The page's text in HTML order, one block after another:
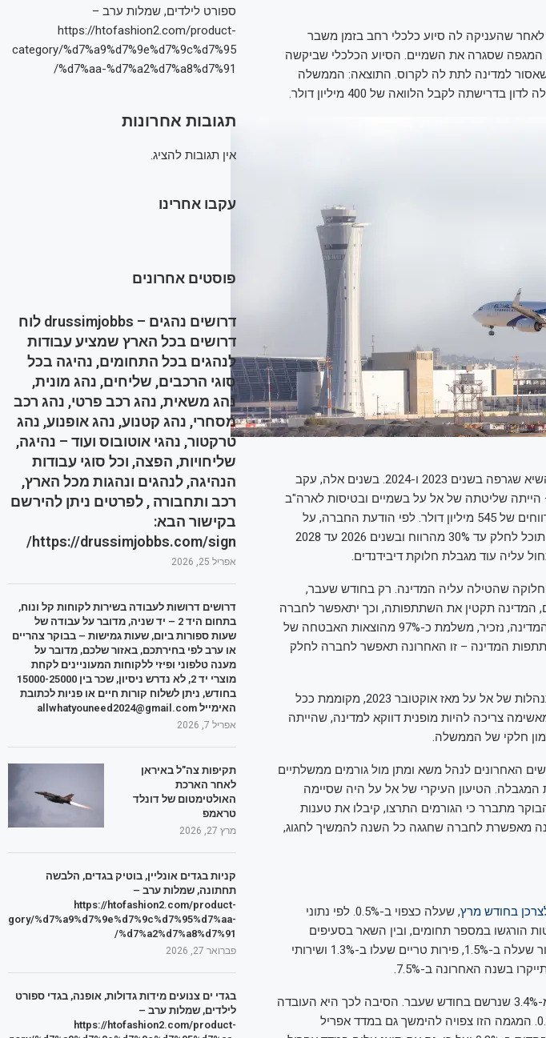
שהעניקה לה סיוע כלכלי רחב בזמן משבר
שסגרה את השמיים. הסיוע הכלכלי שביקשה
למדינה לתת לה לקרוס. התוצאה: הממשלה
לקבל הלוואה של 400 מיליון דולר.
עם זאת, אל על לא תוכל לחלק דיבידנדים על רווחי השיא שגרפה בשנים 2023 ו-2024. בשנים אלה, עקב
שליטתה של אל על בשמיים ובטיסות לארה"ב
כמעט מוחלטת. בשנת 2024 לבדה, רשמה החברה רווחים של 545 מיליון דולר. לפי הודעת החברה, על
הרווחים שתגרוף אל על בשנה הקרובה (2025), היא תוכל לחלק עד 30% מהרווח ובשנים 2026 עד 2028
שהטילה עליה המדינה. רק בחודש שעבר,
המדינה תקטין את השתתפותה, וכך יתאפשר לחברה
לקבל חזרה את היכולת לחלק דיבידנד מוקדם יותר. המדינה, נזכיר, משלמת כ-97% מהוצאות האבטחה של
המדינה – זו האחרונה תאפשר לחברה לחלק
וכאן המקום לומר: חברה תמיד תשאף לרווחים. ההתנהלות של אל על מאז אוקטובר 2023, מקוממת ככל
צריכה להיות מופנית דווקא למדינה, שהייתה
חלקי של הממשלה.
האחרונים לנהל משא ומתן מול גורמים ממשלתיים
הטיעון העיקרי של אל על היה שסיימה
מתברר כי הגורמים התרצו, קיבלו את טענות
מאפשרת לחברה שחגגה כל השנה להמשיך לחגוג,
בחודש מרץ
, שעלה כצפוי ב-0.5%. לפי נתוני
הורגשו במספר תחומים, ובין השאר בסעיפים
הבאים: הלבשה והנעלה שעלה ב-2.2%, תרבות ובידור שעלה ב-1.5%, פירות טריים שעלו ב-1.3% ושירותי
ואולם, קצב האינפלציה השנתי דווקא האט ל-3.3%, מ-3.4% שנרשם בחודש שעבר. הסיבה לכך היא העובדה
שמדד מרץ בשנה שעברה עלה בשיעור גבוה של 0.6%. המגמה הזו צפויה להימשך גם במדד אפריל
ספורט לילדים, שמלות ערב –
https://htofashion2.com/product-
category/%d7%a9%d7%9e%d7%9c%d7%95
%d7%aa-%d7%a2%d7%a8%d7%91/
תגובות אחרונות
אין תגובות להציג.
עקבו אחרינו
פוסטים אחרונים
דרושים נהגים – drussimjobbs לוח
דרושים בכל הארץ שמציע עבודות
לנהגים בכל התחומים, נהיגה בכל
סוגי הרכבים, שליחים, נהג מונית,
נהג משאית, נהג רכב פרטי, נהג רכב
מסחרי, נהג קטנוע, נהג אופנוע, נהג
טרקטור, נהגי אוטובוס ועוד – נהיגה,
שליחויות, הפצה, וכל סוגי עבודות
הנהיגה, לנהגים ונהגות מכל הארץ,
רכב ותחבורה , לפרטים ניתן להירשם
בקישור הבא:
https://drussimjobbs.com/sign/
אפריל 25, 2026
דרושים דרושות לעבודה בשירות לקוחות קל ונוח,
בתחום היד 2 – יד שניה, מדובר על עבודה של
שעות ספורות ביום, שעות גמישות – בבוקר צהריים
או ערב לפי בחירתכם, באזור שלכם, מדובר על
מענה טלפוני ופיזי ללקוחות המעוניינים לקחת
מוצרי יד 2, לא נדרש ניסיון, שכר בין 15000-25000
בחודש, ניתן לשלוח קורות חיים או פניות לכתובת
האימייל allwhatyouneed2024@gmail.com
אפריל 7, 2026
תקיפות צה"ל באיראן
לאחר הארכת
האולטימטום של דונלד
טראמפ
מרץ 27, 2026
קניות בגדים אונליין, בוטיק בגדים, הלבשה
תחתונה, שמלות ערב –
https://htofashion2.com/product-
%d7%a9%d7%9e%d7%9c%d7%95%d7%aa-
%d7%a2%d7%a8%d7%91/
פברואר 27, 2026
בגדי ים צנועים מידות גדולות, אופנה, בגדי ספורט
לילדים, שמלות ערב –
https://htofashion2.com/product-